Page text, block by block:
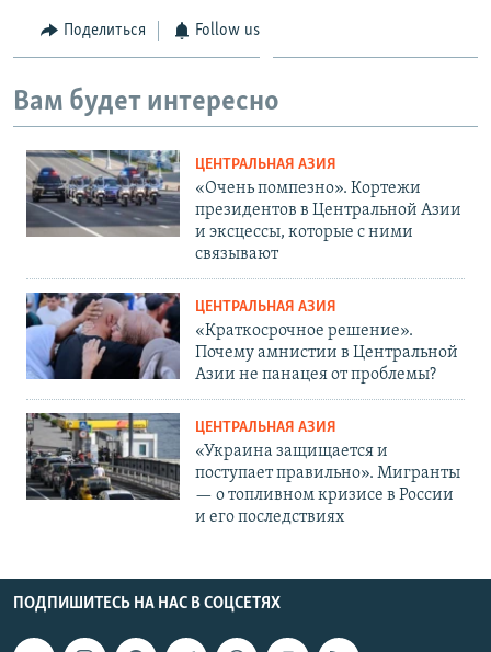
Поделиться Follow us
Вам будет интересно
ЦЕНТРАЛЬНАЯ АЗИЯ
«Очень помпезно». Кортежи
президентов в Центральной Азии
и эксцессы, которые с ними
связывают
ЦЕНТРАЛЬНАЯ АЗИЯ
«Краткосрочное решение».
Почему амнистии в Центральной
Азии не панацея от проблемы?
ЦЕНТРАЛЬНАЯ АЗИЯ
«Украина защищается и
поступает правильно». Мигранты
— о топливном кризисе в России
и его последствиях
ПОДПИШИТЕСЬ НА НАС В СОЦСЕТЯХ